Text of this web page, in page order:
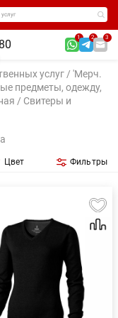
1 2 3
услуг / 'Мерч.
предметы, одежду,
/ Свитеры и
Цвет Фильтры